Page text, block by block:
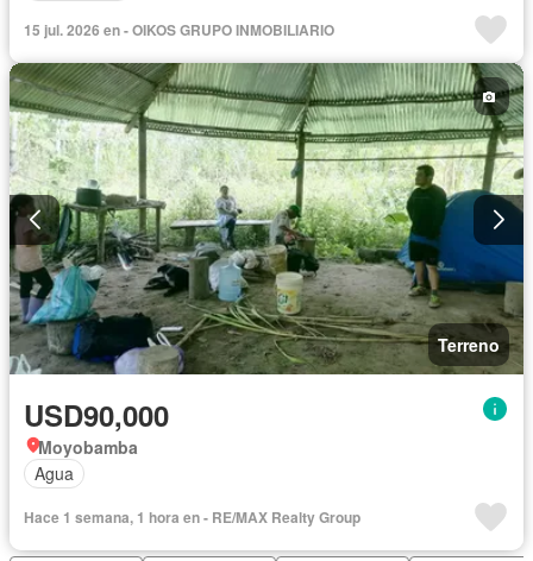
15 jul. 2026 en - OIKOS GRUPO INMOBILIARIO
Terreno
USD90,000
Moyobamba
Agua
Hace 1 semana, 1 hora en - RE/MAX Realty Group